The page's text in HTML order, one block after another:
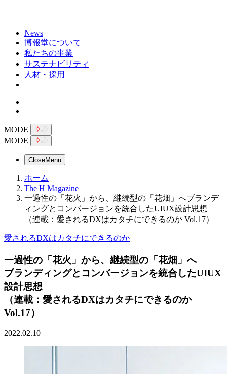
News
博報堂について
私たちの事業
サステナビリティ
人材・採用
MODE
MODE
CloseMenu
ホーム
The H Magazine
一過性の「花火」から、継続型の「花畑」へブランデ
ィングとコンバージョンを統合したUIUX設計思想
（連載：愛されるDXはカタチにできるのか Vol.17）
愛されるDXはカタチにできるのか
一過性の「花火」から、継続型の「花畑」へ
ブランディングとコンバージョンを統合したUIUX
設計思想
（連載：愛されるDXはカタチにできるのか
Vol.17）
2022.02.10